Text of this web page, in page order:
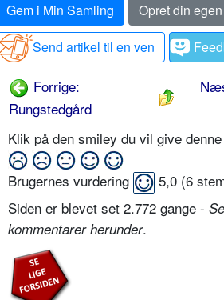
Gem i Min Samling
Opret din
Send artikel til en ven
Forrige:
Rungstedgård
Klik på den smiley du vil give
Brugernes vurdering 5,0 (6
Siden er blevet set 2.772 gange -
kommentarer herunder.